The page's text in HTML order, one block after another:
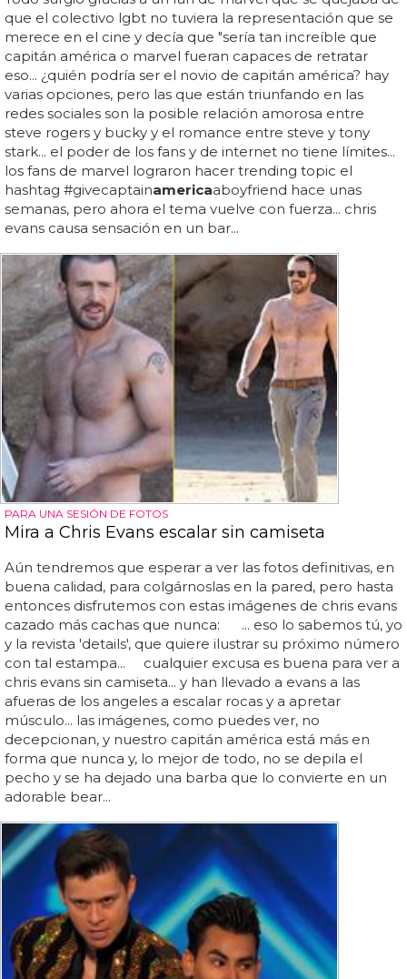
que el colectivo lgbt no tuviera la representación que se
merece en el cine y decía que "sería tan increíble que
capitán américa o marvel fueran capaces de retratar
eso... ¿quién podría ser el novio de capitán américa? hay
varias opciones, pero las que están triunfando en las
redes sociales son la posible relación amorosa entre
steve rogers y bucky y el romance entre steve y tony
stark... el poder de los fans y de internet no tiene límites...
los fans de marvel lograron hacer trending topic el
hashtag #givecaptainamericaaboyfriend hace unas
semanas, pero ahora el tema vuelve con fuerza... chris
evans causa sensación en un bar...
PARA UNA SESIÓN DE FOTOS
Mira a Chris Evans escalar sin camiseta
Aún tendremos que esperar a ver las fotos definitivas, en
buena calidad, para colgárnoslas en la pared, pero hasta
entonces disfrutemos con estas imágenes de chris evans
cazado más cachas que nunca: ... eso lo sabemos tú, yo
y la revista 'details', que quiere ilustrar su próximo número
con tal estampa... cualquier excusa es buena para ver a
chris evans sin camiseta... y han llevado a evans a las
afueras de los angeles a escalar rocas y a apretar
músculo... las imágenes, como puedes ver, no
decepcionan, y nuestro capitán américa está más en
forma que nunca y, lo mejor de todo, no se depila el
pecho y se ha dejado una barba que lo convierte en un
adorable bear...